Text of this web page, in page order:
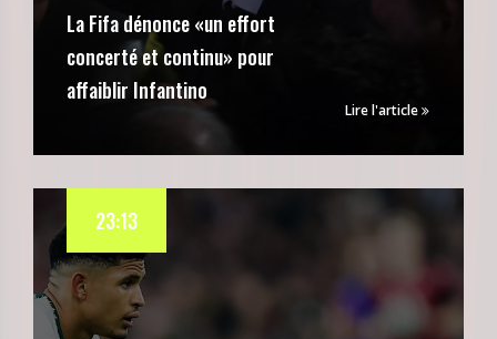
La Fifa dénonce «un effort
concerté et continu» pour
affaiblir Infantino
Lire l'article
23:13